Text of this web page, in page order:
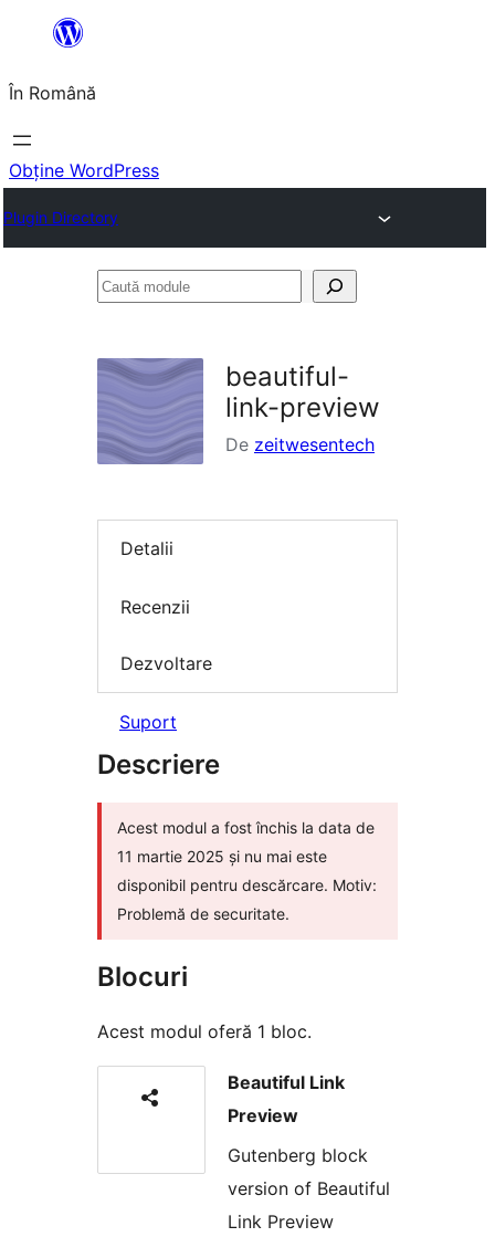
conținut
În Română
Obține WordPress
Plugin Directory
Caută
beautiful-
link-preview
De zeitwesentech
Detalii
Recenzii
Dezvoltare
Suport
Descriere
Acest modul a fost închis la data de
11 martie 2025 și nu mai este
disponibil pentru descărcare. Motiv:
Problemă de securitate.
Blocuri
Acest modul oferă 1 bloc.
Beautiful Link
Preview
Gutenberg block
version of Beautiful
Link Preview